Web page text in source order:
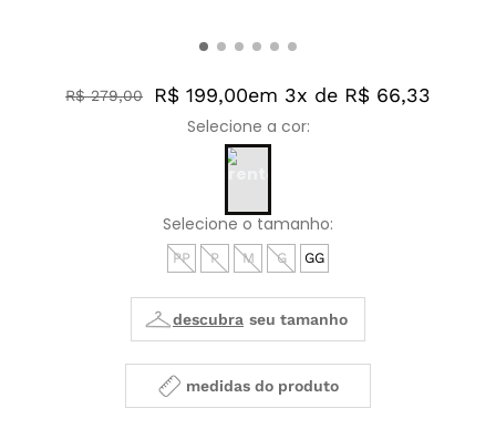
R$ 279,00 R$ 199,00em 3x de R$ 66,33
PP P M G GG
medidas do produto